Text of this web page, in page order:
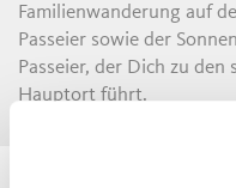
Familienwanderung auf
Passeier sowie der
Passeier, der Dich zu
Hauptort führt.